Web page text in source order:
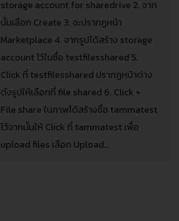
storage account for sharedrive 2. จาก
นั้นเลือก Create 3. จะปรากฏหน้า
Marketplace 4. จากรูปได้สร้าง storage
account ไว้ในชื่อ testfilesshared 5.
Click ที่ testfilesshared ปรากฏหน้าต่าง
ดังรูปให้เลือกที่ file shared 6. Click +
File share ในภาพได้สร้างชื่อ tammatest
ไว้จากนั้นให้ Click ที่ tammatest เพื่อ
upload files เลือก Upload…